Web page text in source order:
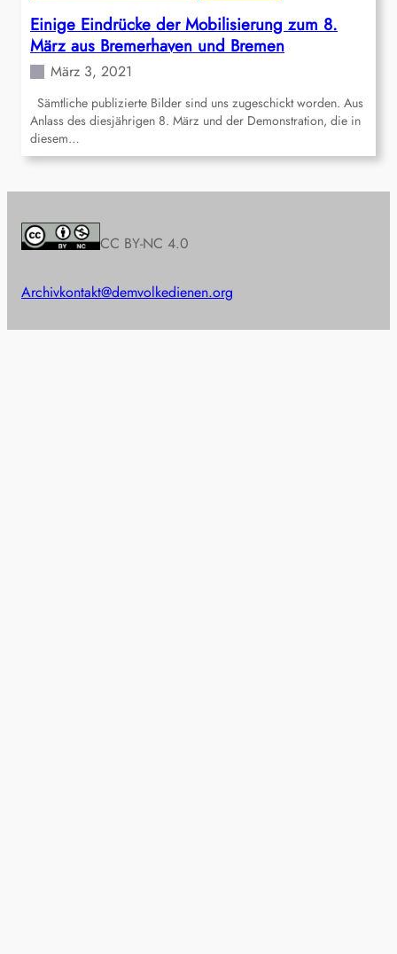
Einige Eindrücke der Mobilisierung zum 8.
März aus Bremerhaven und Bremen
März 3, 2021
Sämtliche publizierte Bilder sind uns zugeschickt worden. Aus
Anlass des diesjährigen 8. März und der Demonstration, die in
diesem…
CC BY-NC 4.0
Archivkontakt@demvolkedienen.org